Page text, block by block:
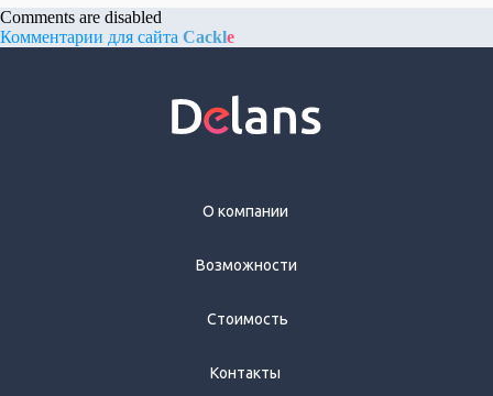
Comments are disabled
Комментарии для сайта Cackle
О компании
Возможности
Стоимость
Контакты